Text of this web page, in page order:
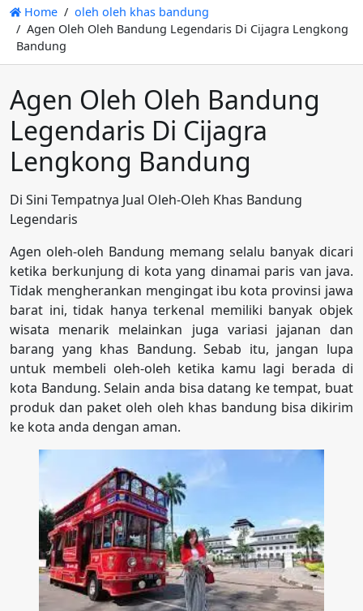
Home
oleh oleh khas bandung
Agen Oleh Oleh Bandung Legendaris Di Cijagra Lengkong
Bandung
Agen Oleh Oleh Bandung
Legendaris Di Cijagra
Lengkong Bandung
Di Sini Tempatnya Jual Oleh-Oleh Khas Bandung
Legendaris
Agen oleh-oleh Bandung memang selalu banyak dicari
ketika berkunjung di kota yang dinamai paris van java.
Tidak mengherankan mengingat ibu kota provinsi jawa
barat ini, tidak hanya terkenal memiliki banyak objek
wisata menarik melainkan juga variasi jajanan dan
barang yang khas Bandung. Sebab itu, jangan lupa
untuk membeli oleh-oleh ketika kamu lagi berada di
kota Bandung. Selain anda bisa datang ke tempat, buat
produk dan paket oleh oleh khas bandung bisa dikirim
ke kota anda dengan aman.